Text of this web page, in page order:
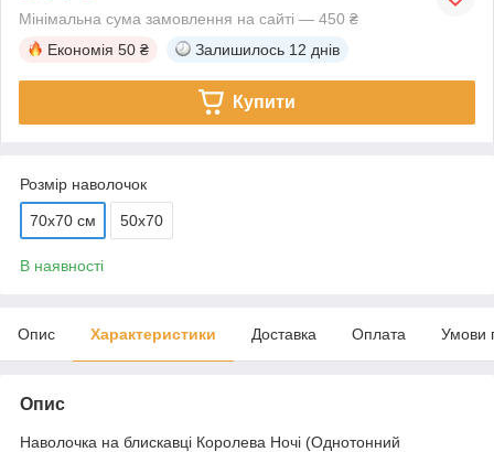
Мінімальна сума замовлення на сайті — 450 ₴
Економія 50 ₴ Залишилось 12 днів
Купити
Розмір наволочок
70х70 см 50х70
В наявності
Опис Характеристики Доставка Оплата Умови
Опис
Наволочка на блискавці Королева Ночі (Однотонний